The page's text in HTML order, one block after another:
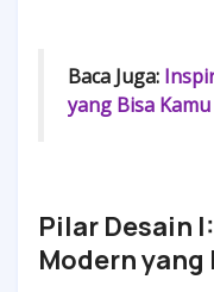
Baca Juga:
yang Bisa
Pilar Desain
Modern yang